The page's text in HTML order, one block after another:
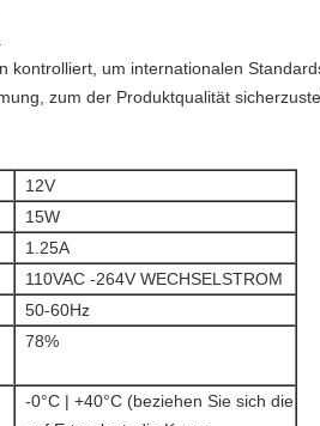
kontrolliert, um internationalen
zum der Produktqualität
12V
15W
1.25A
110VAC -264V WECHSELSTROM
50-60Hz
78%
-0°C | +40°C (beziehen Sie sich die